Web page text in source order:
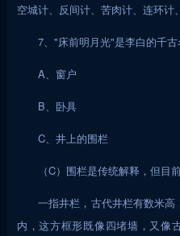
空城计、反间计、苦肉计、连环计
7、"床前明月光"是李白的千
A、窗户
B、卧具
C、井上的围栏
（C）围栏是传统解释，但目
一指井栏，古代井栏有数米
内，这方框形既像四堵墙，又像